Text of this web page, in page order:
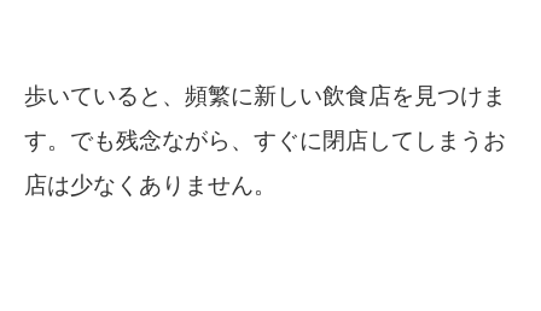
歩いていると、頻繁に新しい飲食店を見つけま
す。でも残念ながら、すぐに閉店してしまうお
店は少なくありません。